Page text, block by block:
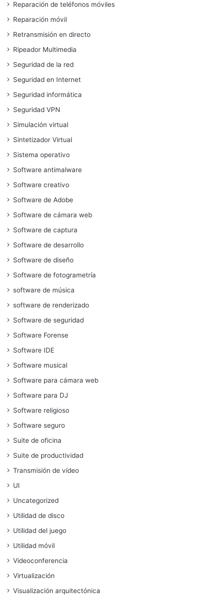
Reparación de teléfonos móviles
Reparación móvil
Retransmisión en directo
Ripeador Multimedia
Seguridad de la red
Seguridad en Internet
Seguridad informática
Seguridad VPN
Simulación virtual
Sintetizador Virtual
Sistema operativo
Software antimalware
Software creativo
Software de Adobe
Software de cámara web
Software de captura
Software de desarrollo
Software de diseño
Software de fotogrametría
software de música
software de renderizado
Software de seguridad
Software Forense
Software IDE
Software musical
Software para cámara web
Software para DJ
Software religioso
Software seguro
Suite de oficina
Suite de productividad
Transmisión de vídeo
UI
Uncategorized
Utilidad de disco
Utilidad del juego
Utilidad móvil
Videoconferencia
Virtualización
Visualización arquitectónica